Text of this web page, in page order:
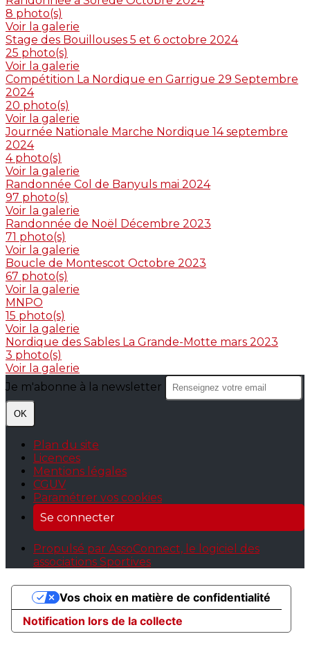
8 photo(s)
Voir la galerie
Stage des Bouillouses 5 et 6 octobre 2024
25 photo(s)
Voir la galerie
Compétition La Nordique en Garrigue 29 Septembre
2024
20 photo(s)
Voir la galerie
Journée Nationale Marche Nordique 14 septembre
2024
4 photo(s)
Voir la galerie
Randonnée Col de Banyuls mai 2024
97 photo(s)
Voir la galerie
Randonnée de Noël Décembre 2023
71 photo(s)
Voir la galerie
Boucle de Montescot Octobre 2023
67 photo(s)
Voir la galerie
MNPO
15 photo(s)
Voir la galerie
Nordique des Sables La Grande-Motte mars 2023
3 photo(s)
Voir la galerie
Je m'abonne à la newsletter
OK
Plan du site
Licences
Mentions légales
CGUV
Paramétrer vos cookies
Se connecter
Propulsé par AssoConnect, le logiciel des
associations Sportives
Notification lors de la collecte
Vos choix en matière de confidentialité